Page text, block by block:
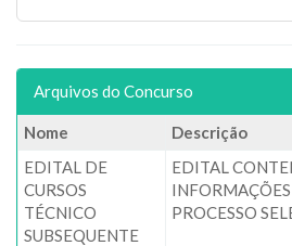
Arquivos do Concurso
Nome Descrição
EDITAL DE
CURSOS
TÉCNICO
SUBSEQUENTE
EDITAL
PROCESSO